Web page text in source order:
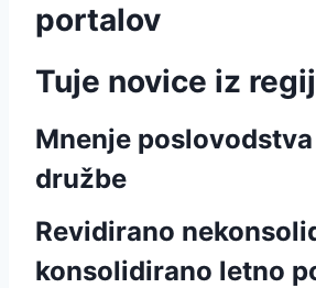
portalov
Tuje novice iz
Mnenje
družbe
Revidirano
konsolidirano letno